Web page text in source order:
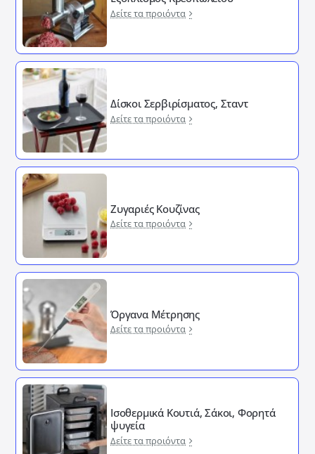
Δείτε τα προιόντα
Δίσκοι Σερβιρίσματος, Σταντ
Δείτε τα προιόντα
Ζυγαριές Κουζίνας
Δείτε τα προιόντα
Όργανα Μέτρησης
Δείτε τα προιόντα
Ισοθερμικά Κουτιά, Σάκοι, Φορητά
ψυγεία
Δείτε τα προιόντα